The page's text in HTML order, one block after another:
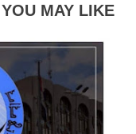
YOU MAY LIKE